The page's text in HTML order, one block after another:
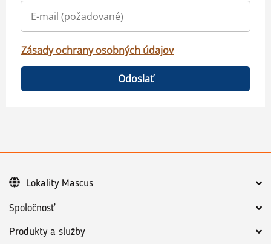
Zásady ochrany osobných údajov
Odoslať
Spoločnosť
Produkty a služby
Lokality Mascus